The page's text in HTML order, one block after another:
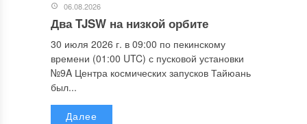
06.08.2026
Два TJSW на низкой орбите
30 июля 2026 г. в 09:00 по пекинскому
времени (01:00 UTC) с пусковой установки
№9A Центра космических запусков Тайюань
был...
Далее